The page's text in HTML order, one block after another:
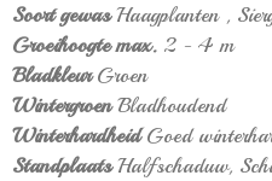
Soort gewasHaagplanten ,
Groeihoogte max. 2 - 4 m
BladkleurGroen
WintergroenBladhoudend
WinterhardheidGoed
StandplaatsHalfschaduw,